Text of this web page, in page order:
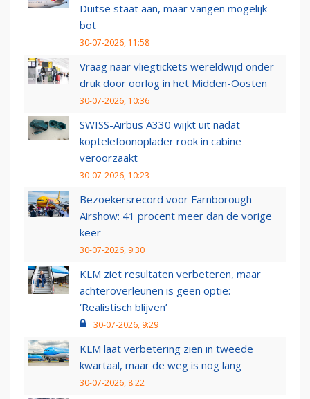
Duitse staat aan, maar vangen mogelijk
bot
30-07-2026, 11:58
Vraag naar vliegtickets wereldwijd onder
druk door oorlog in het Midden-Oosten
30-07-2026, 10:36
SWISS-Airbus A330 wijkt uit nadat
koptelefoonoplader rook in cabine
veroorzaakt
30-07-2026, 10:23
Bezoekersrecord voor Farnborough
Airshow: 41 procent meer dan de vorige
keer
30-07-2026, 9:30
KLM ziet resultaten verbeteren, maar
achteroverleunen is geen optie:
‘Realistisch blijven’
30-07-2026, 9:29
KLM laat verbetering zien in tweede
kwartaal, maar de weg is nog lang
30-07-2026, 8:22